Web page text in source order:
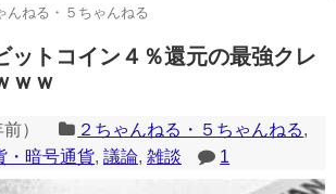
されなくなったり、サイト全体のレイアウトが崩れ
んねる・５ちゃんねる
ットコイン４％還元の最強クレ
ｗｗ
前） ２ちゃんねる・５ちゃんねる,
・暗号通貨, 議論, 雑談 1